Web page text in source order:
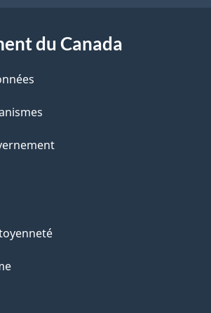
du Canada